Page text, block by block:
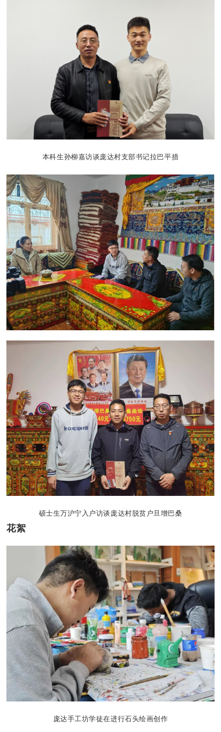
本科生孙柳嘉访谈庞达村支部书记拉巴平措
硕士生万沪宁入户访谈庞达村脱贫户旦增巴桑
花絮
庞达手工坊学徒在进行石头绘画创作